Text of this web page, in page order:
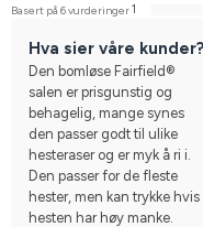
Basert på 6 vurderinger1
Hva sier våre kunder?
Den bomløse Fairfield®
salen er prisgunstig og
behagelig, mange synes
den passer godt til ulike
hesteraser og er myk å ri i.
Den passer for de fleste
hester, men kan trykke hvis
hesten har høy manke.